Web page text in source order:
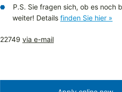
P.S. Sie fragen sich, ob es noch
weiter! Details finden Sie hier »
22749 via e-mail